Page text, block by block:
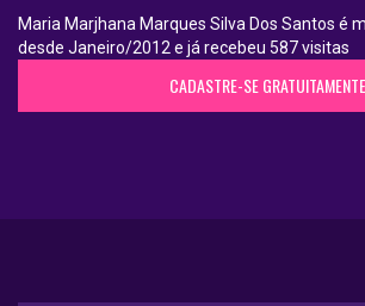
Maria Marjhana Marques Silva Dos Santos é
desde Janeiro/2012 e já recebeu 587 visitas
CADASTRE-SE GRATUITAMENTE